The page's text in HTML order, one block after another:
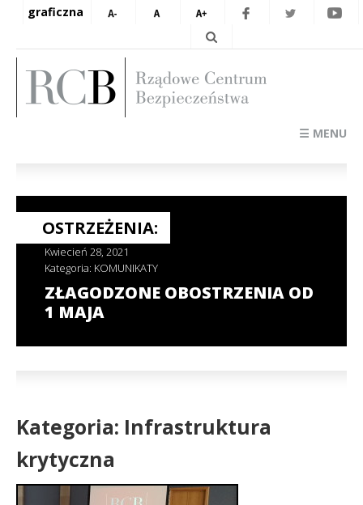
graficzna
☰ MENU
OSTRZEŻENIA:
Kwiecień 28, 2021
Kategoria: KOMUNIKATY
ZŁAGODZONE OBOSTRZENIA OD
1 MAJA
Kategoria: Infrastruktura
krytyczna